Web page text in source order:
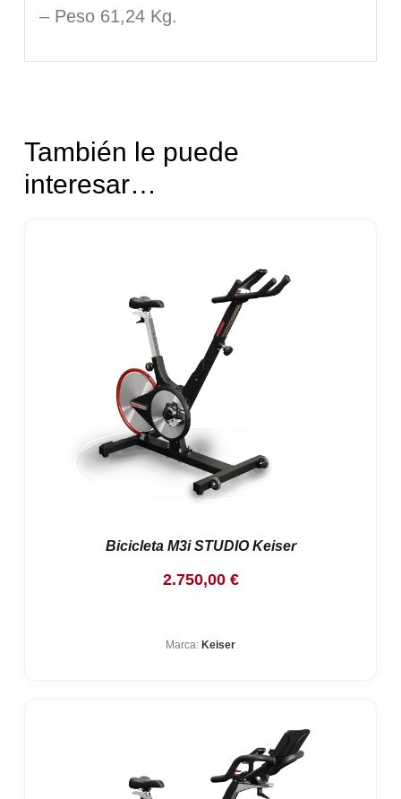
– Peso 61,24 Kg.
También le puede
interesar…
Bicicleta M3i STUDIO Keiser
2.750,00 €
Marca: Keiser